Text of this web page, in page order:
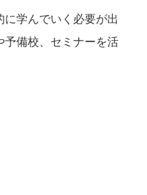
学んでいく必要が出
予備校、セミナーを活